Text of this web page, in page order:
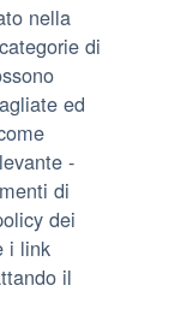
nella
di
ed
-
di
dei
i link
il